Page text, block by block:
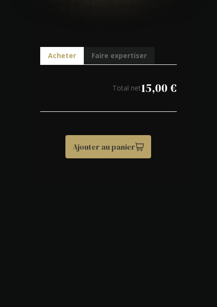
Acheter Faire expertiser
Total net15,00€
Ajouter au panier